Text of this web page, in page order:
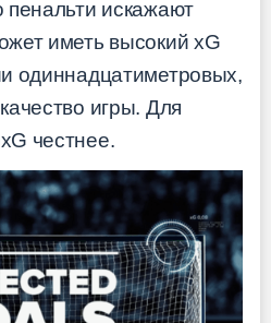
пенальти искажают
иметь высокий xG
одиннадцатиметровых,
игры. Для
честнее.